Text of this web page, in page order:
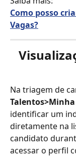
Como posso
Vagas?
Na triagem de
Talentos>Minha
identificar um
diretamente na
candidato
acessar o perfil